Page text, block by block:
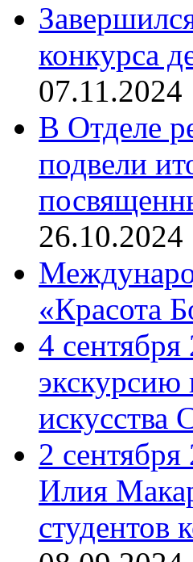
конкурса
07.11.2024
В Отделе
подвели
26.10.2024
«Красота
4
искусства
2
Илия
студентов